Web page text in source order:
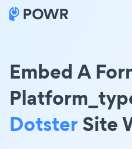
Embed A
DotsterSite